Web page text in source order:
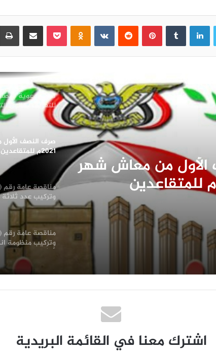
لينكدإن بينتيريست بوكيت مشاركة عبر البريد
من معاش شهر
العامة للتأمينات
هيئة التأمينات
المدنيين
ندوة توعوية
للتعريف بقانون
صرف النصف
2021م للمتقاعدين
وتركيب عدد
الرئيسي للهيئة -
المؤجر لبنك
إضافة الى فك
بالمناقصة العامة رقم
وتركيب منظومة
لأرشيف الإدارة
المعلومات
دورات “طوفان
لموظفي الهيئة للعام
اشترك معنا في القائمة البريدية